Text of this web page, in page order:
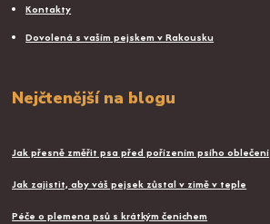
Kontakty
Dovolená s vaším pejskem v Rakousku
Nejčtenější na blogu
Jak přesně změřit psa před pořízením psího oblečení
Jak zajistit, aby váš pejsek zůstal v zimě v teple
Péče o plemena psů s krátkým čenichem